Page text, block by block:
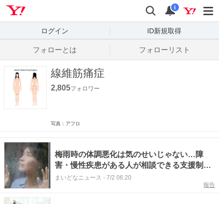
検索
通知
i
ログイン ID新規取得
フォローとは フォローリスト
線維筋痛症
2,805フォロワー
写真：アフロ
梅雨時の体調悪化は気のせいじゃない…障
害・慢性疾患がある人が相談できる支援制度
と留意点「自分を守る環境整えて」【社会福
まいどなニュース - 7/2 06:20
報告